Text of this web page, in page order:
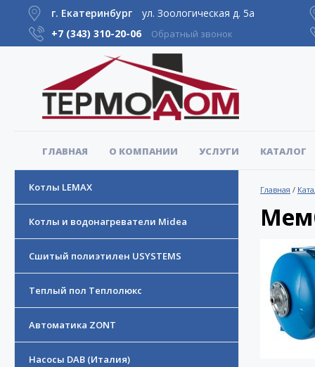
г. Екатеринбург
ул. Зоологическая д. 5а
+7 (343) 310-20-06 Обратный звонок
ГЛАВНАЯ О КОМПАНИИ УСЛУГИ КАТАЛОГ
Котлы LEMAX
Котлы и водонагреватели Midea
Сшитый полиэтилен USYSTEMS
Теплый пол Теплолюкс
Автоматика ZONT
Насосы DAB (Италия)
Главная /